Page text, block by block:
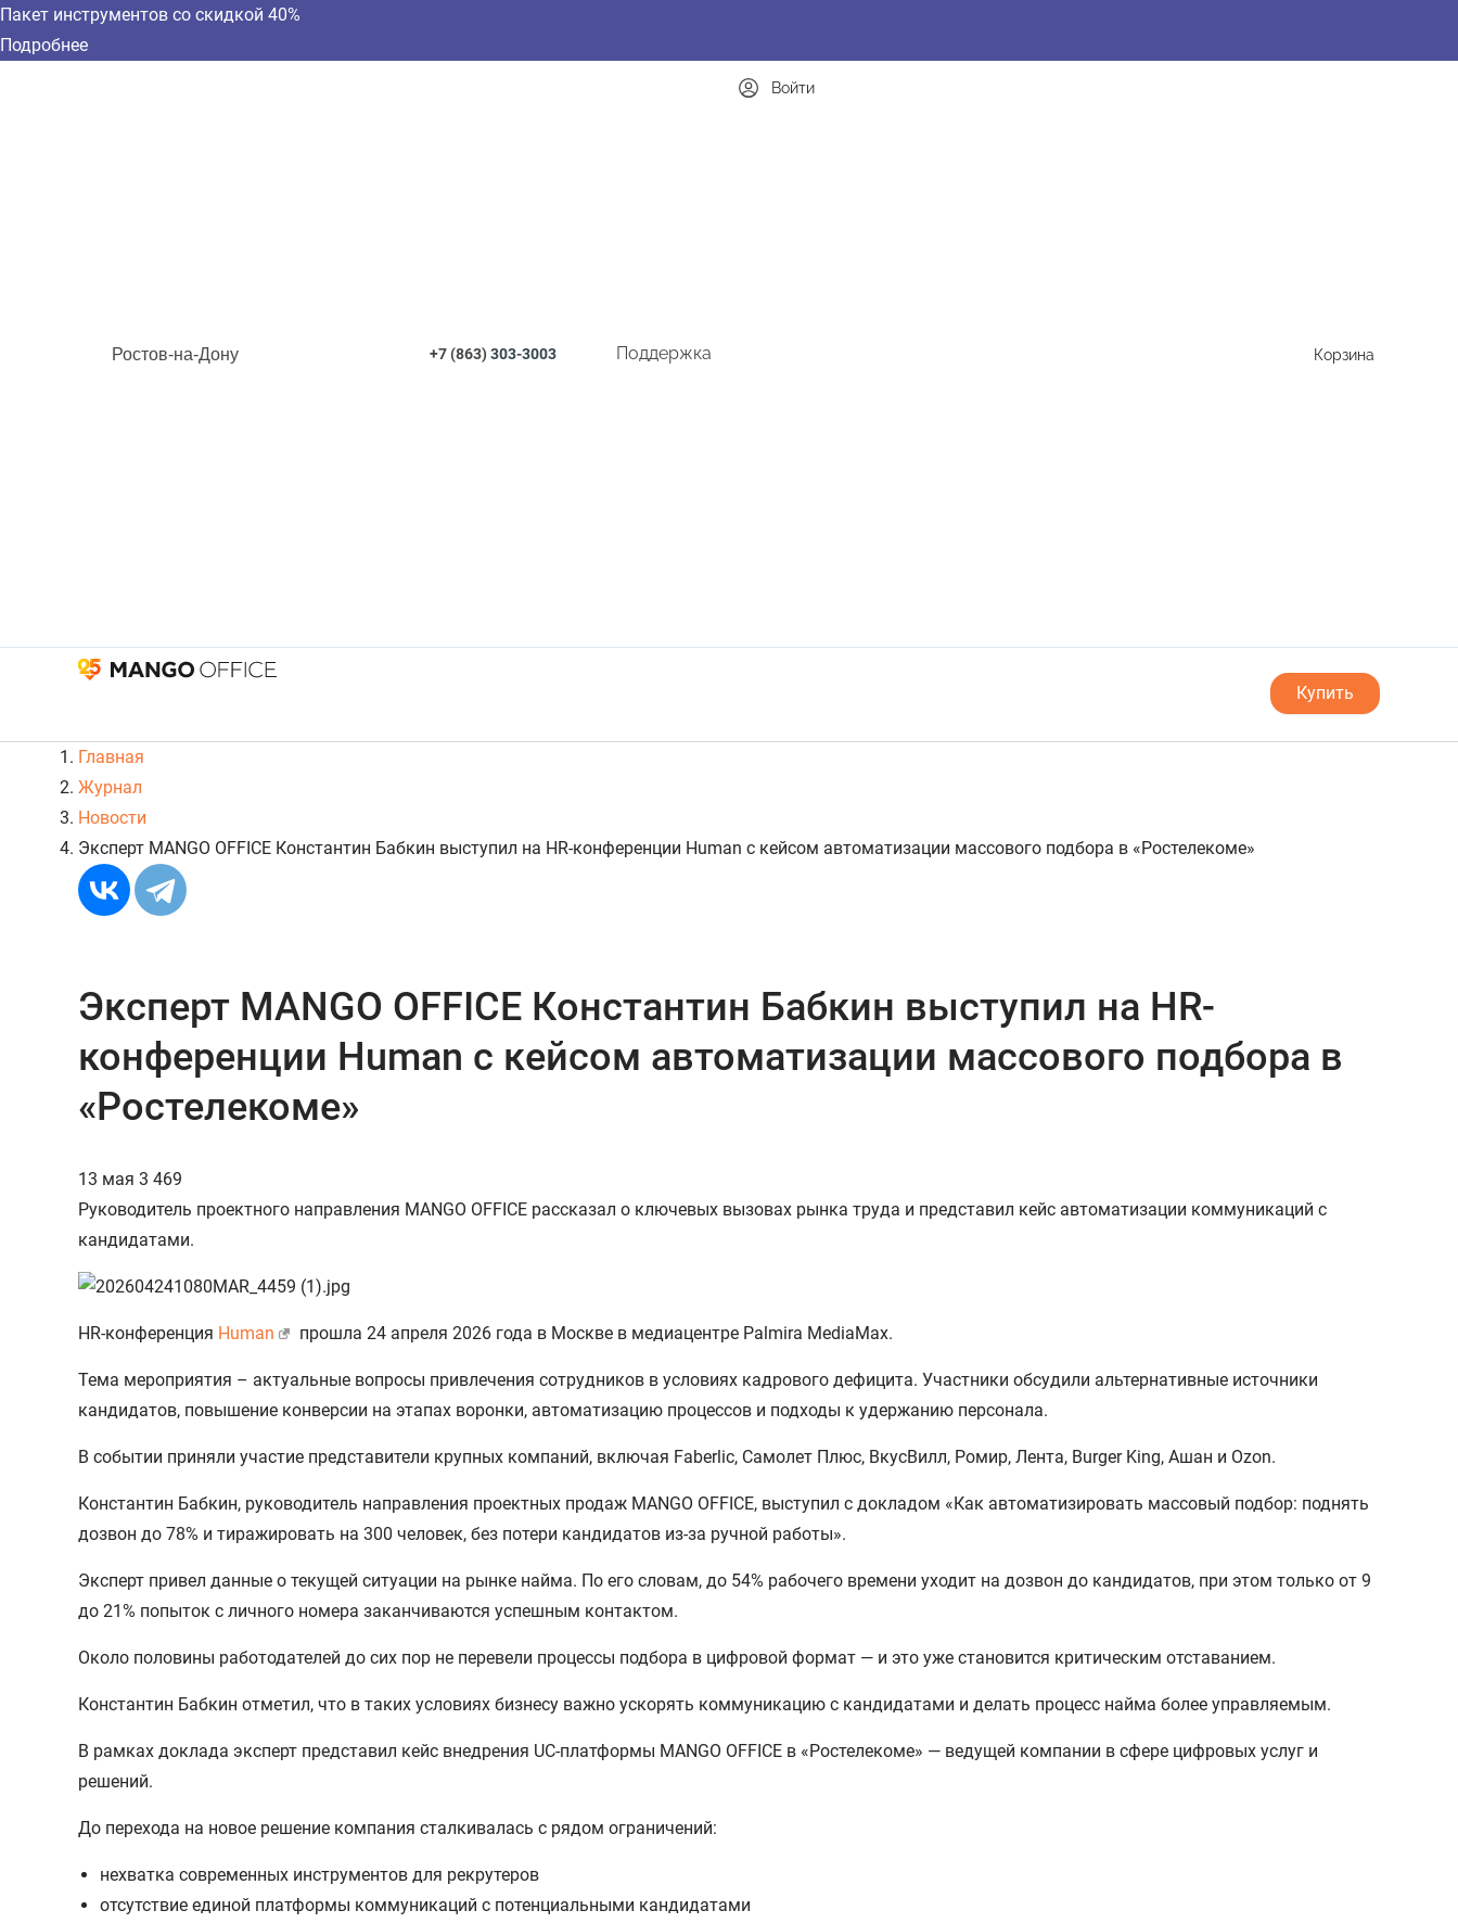
Пакет инструментов со скидкой 40%
Подробнее
Ростов-на-Дону +7 (863)303-3003 Поддержка
Войти
Корзина
Купить
Главная
Журнал
Новости
Эксперт MANGO OFFICE Константин Бабкин выступил на HR-конференции Human с кейсом автоматизации массового подбора в «Ростелекоме»
Эксперт MANGO OFFICE Константин Бабкин выступил на HR-
конференции Human с кейсом автоматизации массового подбора в
«Ростелекоме»
13 мая 3 469
Руководитель проектного направления MANGO OFFICE рассказал о ключевых вызовах рынка труда и представил кейс автоматизации коммуникаций с
кандидатами.
HR-конференция Human прошла 24 апреля 2026 года в Москве в медиацентре Palmira MediaMax.
Тема мероприятия – актуальные вопросы привлечения сотрудников в условиях кадрового дефицита. Участники обсудили альтернативные источники
кандидатов, повышение конверсии на этапах воронки, автоматизацию процессов и подходы к удержанию персонала.
В событии приняли участие представители крупных компаний, включая Faberlic, Самолет Плюс, ВкусВилл, Ромир, Лента, Burger King, Ашан и Ozon.
Константин Бабкин, руководитель направления проектных продаж MANGO OFFICE, выступил с докладом «Как автоматизировать массовый подбор: поднять
дозвон до 78% и тиражировать на 300 человек, без потери кандидатов из-за ручной работы».
Эксперт привел данные о текущей ситуации на рынке найма. По его словам, до 54% рабочего времени уходит на дозвон до кандидатов, при этом только от 9
до 21% попыток с личного номера заканчиваются успешным контактом.
Около половины работодателей до сих пор не перевели процессы подбора в цифровой формат — и это уже становится критическим отставанием.
Константин Бабкин отметил, что в таких условиях бизнесу важно ускорять коммуникацию с кандидатами и делать процесс найма более управляемым.
В рамках доклада эксперт представил кейс внедрения UC-платформы MANGO OFFICE в «Ростелекоме» — ведущей компании в сфере цифровых услуг и
решений.
До перехода на новое решение компания сталкивалась с рядом ограничений:
нехватка современных инструментов для рекрутеров
отсутствие единой платформы коммуникаций с потенциальными кандидатами